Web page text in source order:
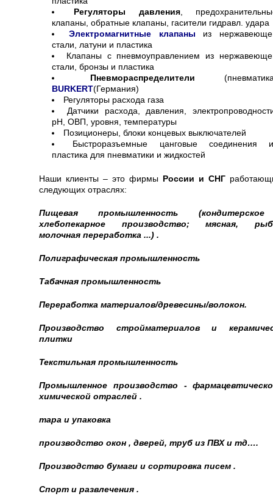
Регуляторы давления,
клапаны, обратные клапаны, гасители гидравл. удара
Электромагнитные клапаны из
стали, латуни и пластика
Клапаны с пневмоуправлением из
стали, бронзы и пластика
Пневмораспределители
BURKERT(Германия)
Регуляторы расхода газа
Датчики расхода, давления,
рН, ОВП, уровня, температуры
Позиционеры, блоки концевых выключателей
Быстроразъемные цанговые соединения
пластика для пневматики и жидкостей
Наши клиенты – это фирмы России и СНГ
следующих отраслях:
Пищевая промышленность
хлебопекарное производство; мясная,
молочная переработка ...) .
Полиграфическая промышленность
Табачная промышленность
Переработка материалов/древесины/волокон.
Производство стройматериалов и
плитки
Текстильная промышленность
Промышленное производство -
химической отраслей .
тара и упаковка
производство окон , дверей, труб из ПВХ и тд….
Производство бумаги и сортировка писем .
Спорт и развлечения .